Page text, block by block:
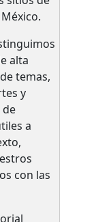
alta
temas,
y
a
con las